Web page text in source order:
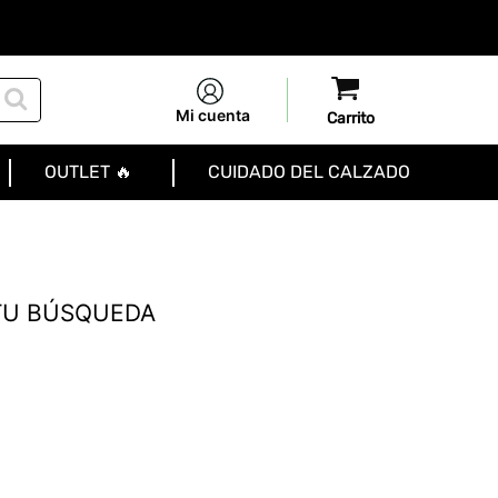
Mi cuenta
OUTLET 🔥 CUIDADO DEL CALZADO
BÚSQUEDA